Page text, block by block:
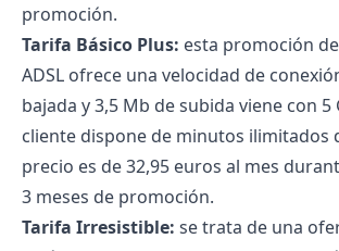
promoción.
Tarifa Básico Plus: esta promoción
ADSL ofrece una velocidad de
bajada y 3,5 Mb de subida viene con 5
cliente dispone de minutos ilimitados
precio es de 32,95 euros al mes
3 meses de promoción.
Tarifa Irresistible: se trata de una